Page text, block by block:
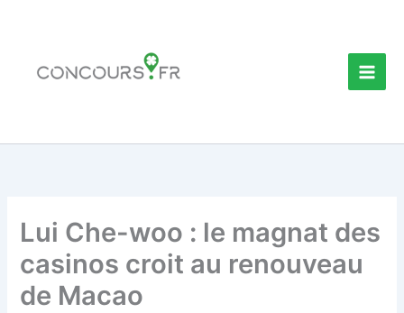
Lui Che-woo : le magnat des
casinos croit au renouveau
de Macao